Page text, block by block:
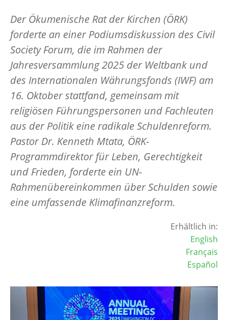
Der Ökumenische Rat der Kirchen (ÖRK)
forderte an einer Podiumsdiskussion des Civil
Society Forum, die im Rahmen der
Jahresversammlung 2025 der Weltbank und
des Internationalen Währungsfonds (IWF) am
16. Oktober stattfand, gemeinsam mit
religiösen Führungspersonen und Fachleuten
aus der Politik eine radikale Schuldenreform.
Pastor Dr. Kenneth Mtata, ÖRK-
Programmdirektor für Leben, Gerechtigkeit
und Frieden, forderte ein UN-
Rahmenübereinkommen über Schulden sowie
eine umfassende Klimafinanzreform.
Erhältlich in:
English
Français
Español
Image